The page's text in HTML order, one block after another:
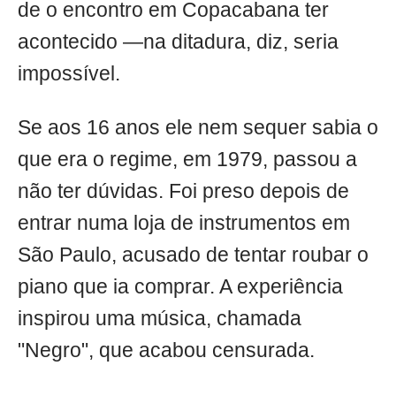
de o encontro em Copacabana ter
acontecido —na ditadura, diz, seria
impossível.
Se aos 16 anos ele nem sequer sabia o
que era o regime, em 1979, passou a
não ter dúvidas. Foi preso depois de
entrar numa loja de instrumentos em
São Paulo, acusado de tentar roubar o
piano que ia comprar. A experiência
inspirou uma música, chamada
"Negro", que acabou censurada.